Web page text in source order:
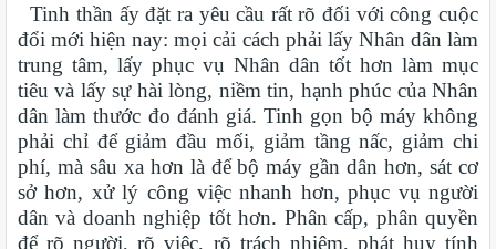
Tinh thần ấy đặt ra yêu cầu rất rõ đối với công cuộc
đổi mới hiện nay: mọi cải cách phải lấy Nhân dân làm
trung tâm, lấy phục vụ Nhân dân tốt hơn làm mục
tiêu và lấy sự hài lòng, niềm tin, hạnh phúc của Nhân
dân làm thước đo đánh giá. Tinh gọn bộ máy không
phải chỉ để giảm đầu mối, giảm tầng nấc, giảm chi
phí, mà sâu xa hơn là để bộ máy gần dân hơn, sát cơ
sở hơn, xử lý công việc nhanh hơn, phục vụ người
dân và doanh nghiệp tốt hơn. Phân cấp, phân quyền
để rõ người, rõ việc, rõ trách nhiệm, phát huy tính